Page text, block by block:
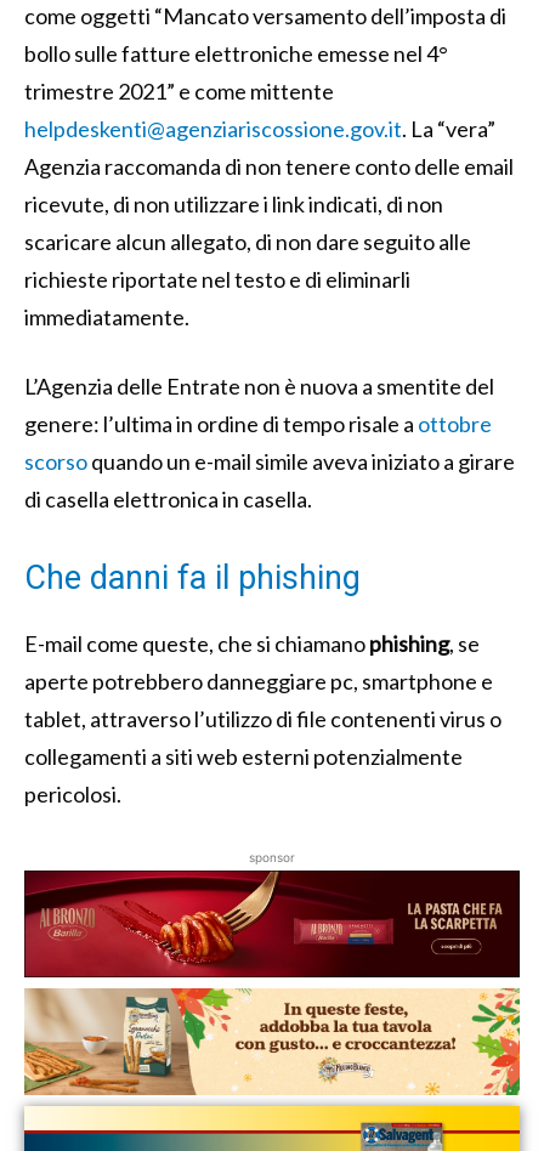
come oggetti “Mancato versamento dell’imposta di
bollo sulle fatture elettroniche emesse nel 4°
trimestre 2021” e come mittente
helpdeskenti@agenziariscossione.gov.it. La “vera”
Agenzia raccomanda di non tenere conto delle email
ricevute, di non utilizzare i link indicati, di non
scaricare alcun allegato, di non dare seguito alle
richieste riportate nel testo e di eliminarli
immediatamente.
L’Agenzia delle Entrate non è nuova a smentite del
genere: l’ultima in ordine di tempo risale a ottobre
scorsoquando un e-mail simile aveva iniziato a girare
di casella elettronica in casella.
Che danni fa il phishing
E-mail come queste, che si chiamanophishing, se
aperte potrebbero danneggiare pc, smartphone e
tablet, attraverso l’utilizzo di file contenenti virus o
collegamenti a siti web esterni potenzialmente
pericolosi.
sponsor